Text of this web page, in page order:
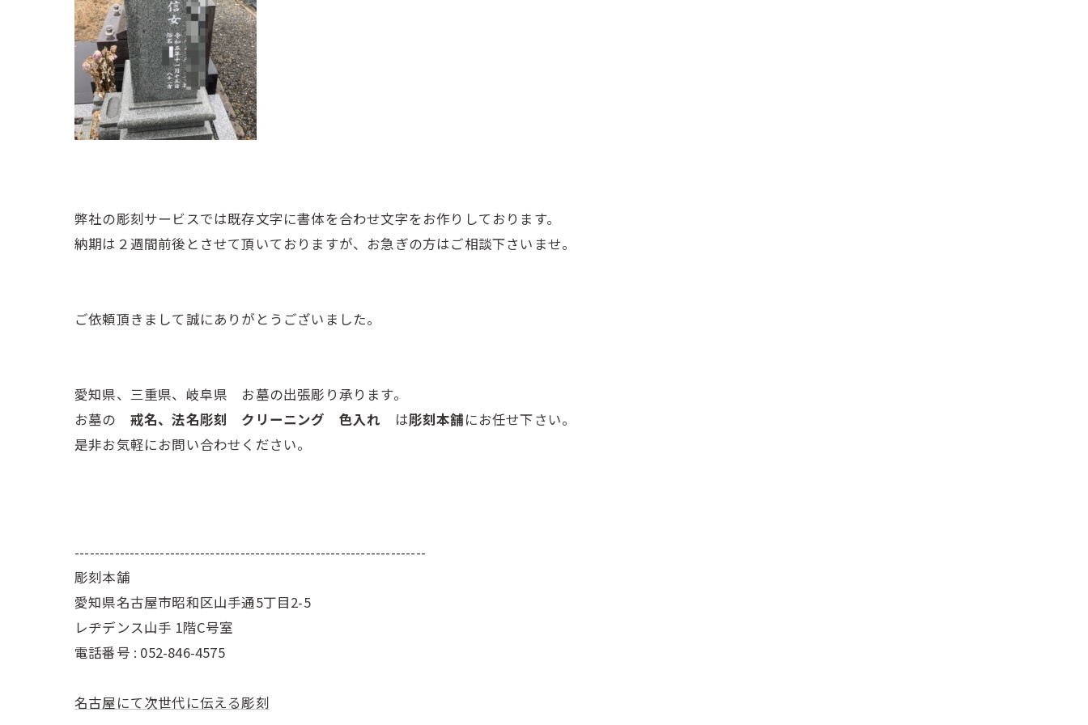
弊社の彫刻サービスでは既存文字に書体を合わせ文字をお作りしております。
納期は２週間前後とさせて頂いておりますが、お急ぎの方はご相談下さいませ。
ご依頼頂きまして誠にありがとうございました。
愛知県、三重県、岐阜県 お墓の出張彫り承ります。
お墓の 戒名、法名彫刻 クリーニング 色入れ は彫刻本舗にお任せ下さい。
是非お気軽にお問い合わせください。
----------------------------------------------------------------------
彫刻本舗
愛知県名古屋市昭和区山手通5丁目2-5
レヂデンス山手 1階C号室
電話番号 : 052-846-4575
名古屋にて次世代に伝える彫刻